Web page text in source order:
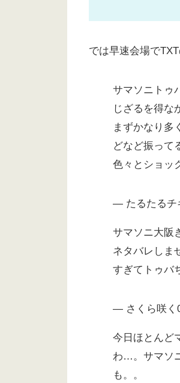
では早速会場で
サマソニトゥ
じざるを得
まずかなり多
どなど振って
色々とショッ
— たるたるチ
サマソニ大阪
ネタバレしま
すぎてトゥバ
— さくら咲く
今日ほとんど
わ…。サマソ
も。。